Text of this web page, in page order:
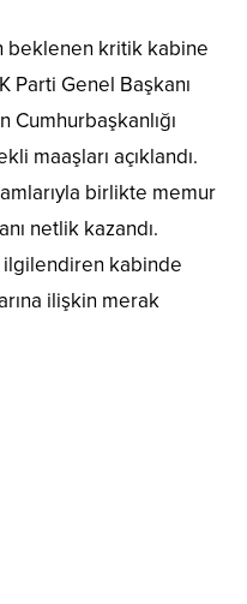
beklenen kritik kabine
Parti Genel Başkanı
Cumhurbaşkanlığı
maaşları açıklandı.
birlikte memur
netlik kazandı.
ilgilendiren kabinde
ilişkin merak